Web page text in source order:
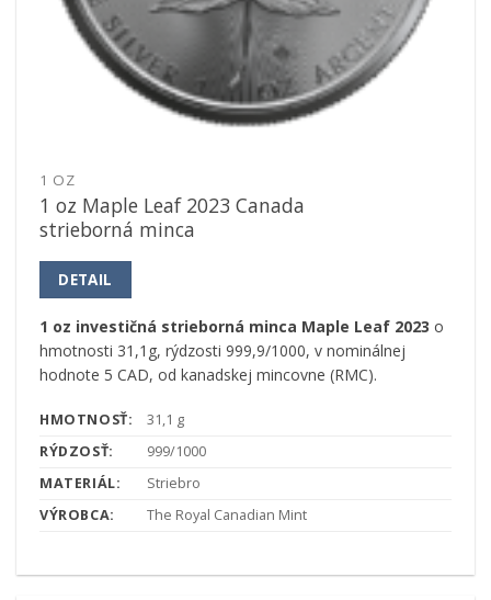
1 OZ
1 oz Maple Leaf 2023 Canada
strieborná minca
DETAIL
1 oz investičná strieborná minca Maple Leaf 2023 o
hmotnosti 31,1g, rýdzosti 999,9/1000, v nominálnej
hodnote 5 CAD, od kanadskej mincovne (RMC).
HMOTNOSŤ:
31,1 g
RÝDZOSŤ:
999/1000
MATERIÁL:
Striebro
VÝROBCA:
The Royal Canadian Mint